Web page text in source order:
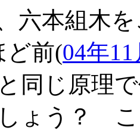
六本組木
ど前(04年
同じ原理
ょう？